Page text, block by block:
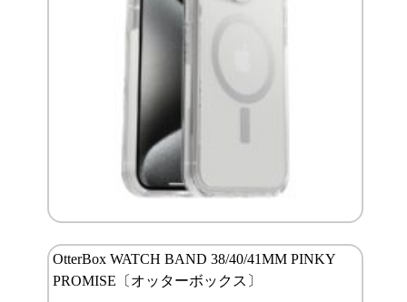
OtterBox WATCH BAND 38/40/41MM PINKY
PROMISE〔オッターボックス〕